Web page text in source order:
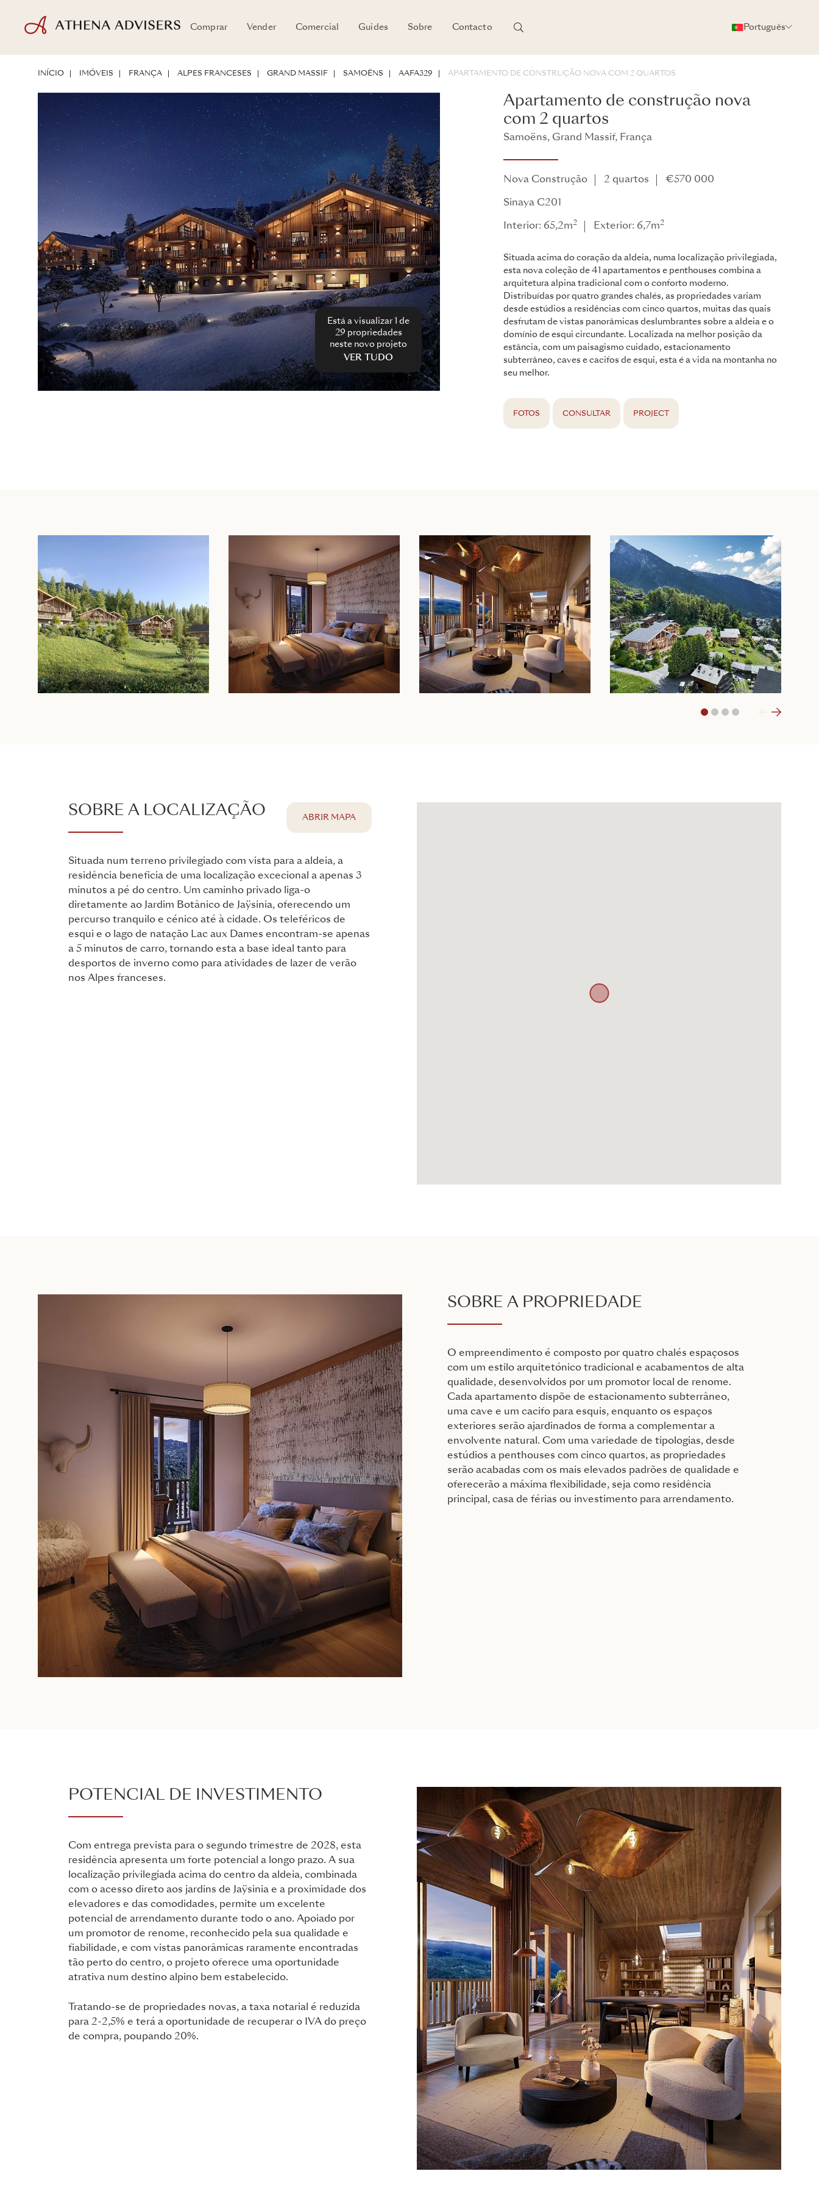
Comprar Vender Comercial Guides Sobre Contacto Português
INÍCIO IMÓVEIS FRANÇA ALPES FRANCESES GRAND MASSIF SAMOËNS AAFA329 APARTAMENTO DE CONSTRUÇÃO NOVA COM 2 QUARTOS
Está a visualizar 1 de
29 propriedades
neste novo projeto
VER TUDO
Apartamento de construção nova
com 2 quartos
Samoëns, Grand Massif, França
Nova Construção 2 quartos €570 000
Sinaya C201
Interior: 65,2m2 Exterior: 6,7m2
Situada acima do coração da aldeia, numa localização privilegiada,
esta nova coleção de 41 apartamentos e penthouses combina a
arquitetura alpina tradicional com o conforto moderno.
Distribuídas por quatro grandes chalés, as propriedades variam
desde estúdios a residências com cinco quartos, muitas das quais
desfrutam de vistas panorâmicas deslumbrantes sobre a aldeia e o
domínio de esqui circundante. Localizada na melhor posição da
estância, com um paisagismo cuidado, estacionamento
subterrâneo, caves e cacifos de esqui, esta é a vida na montanha no
seu melhor.
FOTOS CONSULTAR PROJECT
1 4
SOBRE A LOCALIZAÇÃO
Situada num terreno privilegiado com vista para a aldeia, a
residência beneficia de uma localização excecional a apenas 3
minutos a pé do centro. Um caminho privado liga-o
diretamente ao Jardim Botânico de Jaÿsinia, oferecendo um
percurso tranquilo e cénico até à cidade. Os teleféricos de
esqui e o lago de natação Lac aux Dames encontram-se apenas
a 5 minutos de carro, tornando esta a base ideal tanto para
desportos de inverno como para atividades de lazer de verão
nos Alpes franceses.
ABRIR MAPA
SOBRE A PROPRIEDADE
O empreendimento é composto por quatro chalés espaçosos
com um estilo arquitetónico tradicional e acabamentos de alta
qualidade, desenvolvidos por um promotor local de renome.
Cada apartamento dispõe de estacionamento subterrâneo,
uma cave e um cacifo para esquis, enquanto os espaços
exteriores serão ajardinados de forma a complementar a
envolvente natural. Com uma variedade de tipologias, desde
estúdios a penthouses com cinco quartos, as propriedades
serão acabadas com os mais elevados padrões de qualidade e
oferecerão a máxima flexibilidade, seja como residência
principal, casa de férias ou investimento para arrendamento.
POTENCIAL DE INVESTIMENTO
Com entrega prevista para o segundo trimestre de 2028, esta
residência apresenta um forte potencial a longo prazo. A sua
localização privilegiada acima do centro da aldeia, combinada
com o acesso direto aos jardins de Jaÿsinia e a proximidade dos
elevadores e das comodidades, permite um excelente
potencial de arrendamento durante todo o ano. Apoiado por
um promotor de renome, reconhecido pela sua qualidade e
fiabilidade, e com vistas panorâmicas raramente encontradas
tão perto do centro, o projeto oferece uma oportunidade
atrativa num destino alpino bem estabelecido.
Tratando-se de propriedades novas, a taxa notarial é reduzida
para 2-2,5% e terá a oportunidade de recuperar o IVA do preço
de compra, poupando 20%.